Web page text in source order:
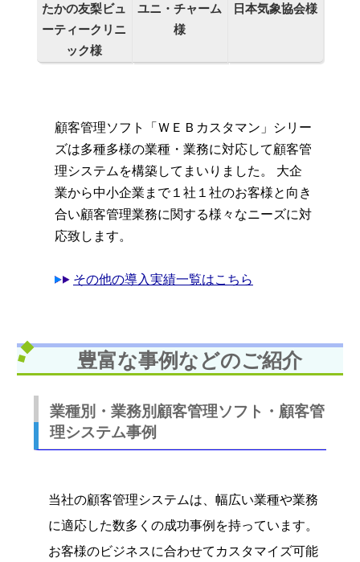
たかの友梨ビュ
ーティークリニ
ック様
ユニ・チャーム
様
日本気象協会様
顧客管理ソフト「ＷＥＢカスタマン」シリー
ズは多種多様の業種・業務に対応して顧客管
理システムを構築してまいりました。 大企
業から中小企業まで１社１社のお客様と向き
合い顧客管理業務に関する様々なニーズに対
応致します。
その他の導入実績一覧はこちら
豊富な事例などのご紹介
業種別・業務別顧客管理ソフト・顧客管
理システム事例
当社の顧客管理システムは、幅広い業種や業務
に適応した数多くの成功事例を持っています。
お客様のビジネスに合わせてカスタマイズ可能